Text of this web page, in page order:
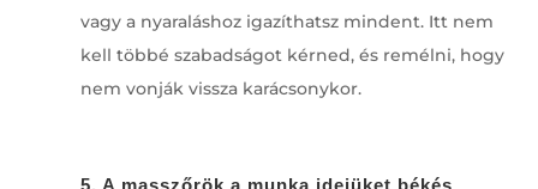
vagy a nyaraláshoz igazíthatsz mindent. Itt nem
kell többé szabadságot kérned, és remélni, hogy
nem vonják vissza karácsonykor.
5. A masszőrök a munka idejüket békés